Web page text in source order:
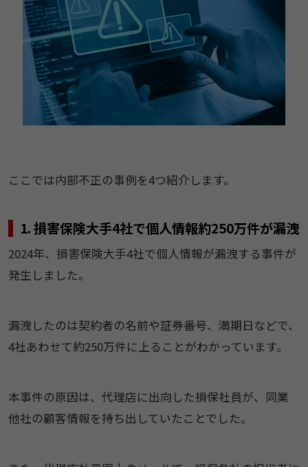
ここでは内部不正の事例を4つ紹介します。
1. 損害保険大手4社で個人情報約250万件が漏洩
2024年、損害保険大手4社で個人情報が漏洩する事件が
発生しました。
漏洩したのは契約者の名前や証券番号、満期日などで、
4社あわせて約250万件に上ることがわかっています。
本事件の原因は、代理店に出向した損保社員が、同業
他社の顧客情報を持ち出していたことでした。